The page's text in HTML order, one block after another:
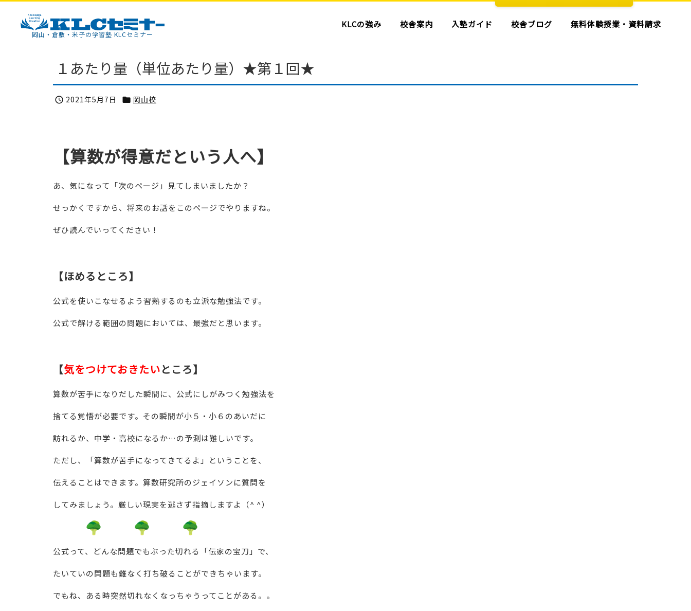
KLCセミナー岡山・倉敷・米子の学習塾 KLCセミナー
KLCの強み 校舎案内 入塾ガイド 校舎ブログ 無料体験授業・資料請求
１あたり量（単位あたり量）★第１回★
 2021年5月7日  岡山校
【算数が得意だという人へ】
あ、気になって「次のページ」見てしまいましたか？
せっかくですから、将来のお話をこのページでやりますね。
ぜひ読んでいってください！
【ほめるところ】
公式を使いこなせるよう習熟するのも立派な勉強法です。
公式で解ける範囲の問題においては、最強だと思います。
【気をつけておきたいところ】
算数が苦手になりだした瞬間に、公式にしがみつく勉強法を
捨てる覚悟が必要です。その瞬間が小５・小６のあいだに
訪れるか、中学・高校になるか…の予測は難しいです。
ただし、「算数が苦手になってきてるよ」ということを、
伝えることはできます。算数研究所のジェイソンに質問を
してみましょう。厳しい現実を逃さず指摘しますよ（^ ^）
公式って、どんな問題でもぶった切れる「伝家の宝刀」で、
たいていの問題も難なく打ち破ることができちゃいます。
でもね、ある時突然切れなくなっちゃうってことがある。。